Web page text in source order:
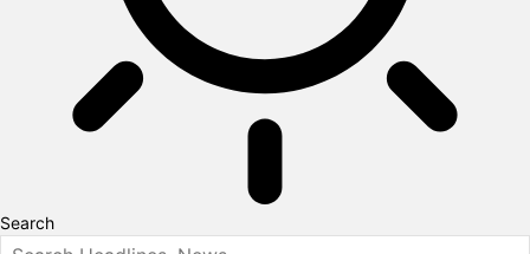
Search